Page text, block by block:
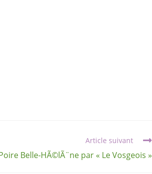
Article suivant
Belle-HÃ©lÃ¨ne par « Le Vosgeois »